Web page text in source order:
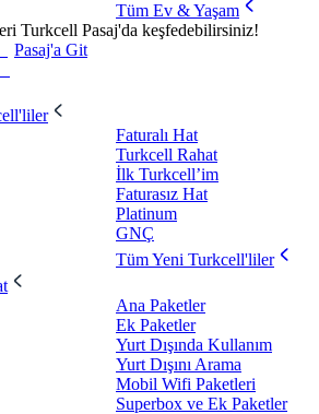
Tüm Ev & Yaşam
Turkcell Pasaj'da keşfedebilirsiniz!
Pasaj'a Git
Faturalı Hat
Turkcell Rahat
İlk Turkcell’im
Faturasız Hat
Platinum
GNÇ
Tüm Yeni Turkcell'liler
Ana Paketler
Ek Paketler
Yurt Dışında Kullanım
Yurt Dışını Arama
Mobil Wifi Paketleri
Superbox ve Ek Paketler